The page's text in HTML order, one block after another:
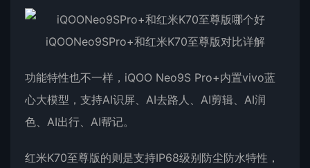
功能特性也不一样，iQOO Neo9S Pro+内置vivo蓝
心大模型，支持AI识屏、AI去路人、AI剪辑、AI润
色、AI出行、AI帮记。
红米K70至尊版的则是支持IP68级别防尘防水特性，